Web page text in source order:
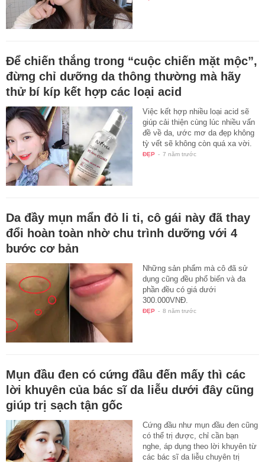
Để chiến thắng trong “cuộc chiến mặt mộc”,
đừng chỉ dưỡng da thông thường mà hãy
thử bí kíp kết hợp các loại acid
Việc kết hợp nhiều loại acid sẽ
giúp cải thiện cùng lúc nhiều vấn
đề về da, ước mơ da đẹp không
tỳ vết sẽ không còn quá xa vời.
ĐẸP - 7 năm trước
Da đầy mụn mẩn đỏ li ti, cô gái này đã thay
đổi hoàn toàn nhờ chu trình dưỡng với 4
bước cơ bản
Những sản phẩm mà cô đã sử
dụng cũng đều phổ biến và đa
phần đều có giá dưới
300.000VNĐ.
ĐẸP - 8 năm trước
Mụn đầu đen có cứng đầu đến mấy thì các
lời khuyên của bác sĩ da liễu dưới đây cũng
giúp trị sạch tận gốc
Cứng đầu như mụn đầu đen cũng
có thể trị được, chỉ cần bạn
nghe, áp dụng theo lời khuyên từ
các bác sĩ da liễu chuyên trị